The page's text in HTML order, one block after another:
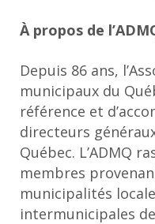
À propos de
Depuis 86 ans,
municipaux du
référence et
directeurs
Québec. L’ADMQ
membres
municipalités
intermunicipales